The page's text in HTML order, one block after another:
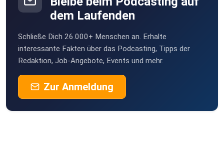
dem Laufenden
Schließe Dich 26.000+ Menschen an. Erhalte
interessante Fakten über das Podcasting, Tipps der
Redaktion, Job-Angebote, Events und mehr.
Zur Anmeldung